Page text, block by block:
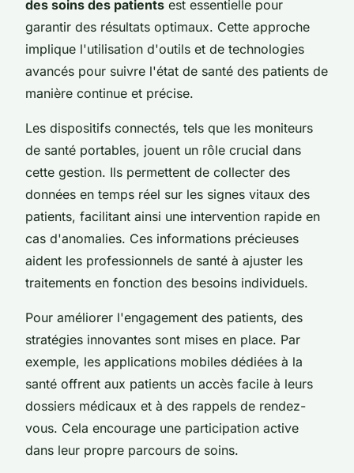
des soins des patients est essentielle pour
garantir des résultats optimaux. Cette approche
implique l'utilisation d'outils et de technologies
avancés pour suivre l'état de santé des patients de
manière continue et précise.
Les dispositifs connectés, tels que les moniteurs
de santé portables, jouent un rôle crucial dans
cette gestion. Ils permettent de collecter des
données en temps réel sur les signes vitaux des
patients, facilitant ainsi une intervention rapide en
cas d'anomalies. Ces informations précieuses
aident les professionnels de santé à ajuster les
traitements en fonction des besoins individuels.
Pour améliorer l'engagement des patients, des
stratégies innovantes sont mises en place. Par
exemple, les applications mobiles dédiées à la
santé offrent aux patients un accès facile à leurs
dossiers médicaux et à des rappels de rendez-
vous. Cela encourage une participation active
dans leur propre parcours de soins.